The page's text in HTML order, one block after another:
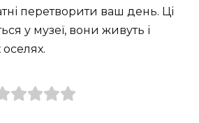
перетворити ваш день. Ці
у музеї, вони живуть і